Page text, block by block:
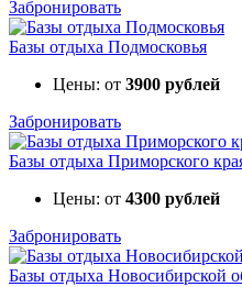
Забронировать
Базы отдыха Подмосковья
Цены: от 3900 рублей
Забронировать
Базы отдыха Приморского
Цены: от 4300 рублей
Забронировать
Базы отдыха Новосибирской